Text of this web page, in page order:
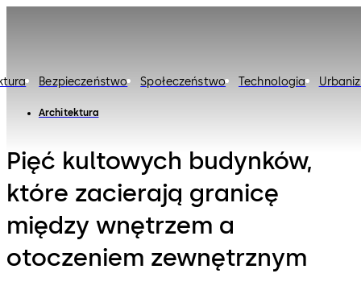
Bezpieczeństwo Społeczeństwo Technologia
Architektura
Pięć kultowych budynków,
które zacierają granicę
między wnętrzem a
otoczeniem zewnętrznym